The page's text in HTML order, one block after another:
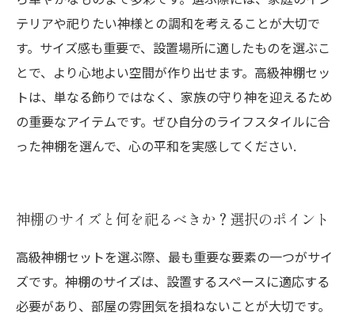
テリアや祀りたい神様との調和を考えることが大切で
す。サイズ感も重要で、設置場所に適したものを選ぶこ
とで、より心地よい空間が作り出せます。高級神棚セッ
トは、単なる飾りではなく、家族の守り神を迎えるため
の重要なアイテムです。ぜひ自分のライフスタイルに合
った神棚を選んで、心の平和を実感してください.
神棚のサイズと何を祀るべきか？選択のポイント
高級神棚セットを選ぶ際、最も重要な要素の一つがサイ
ズです。神棚のサイズは、設置するスペースに適応する
必要があり、部屋の雰囲気を損ねないことが大切です。